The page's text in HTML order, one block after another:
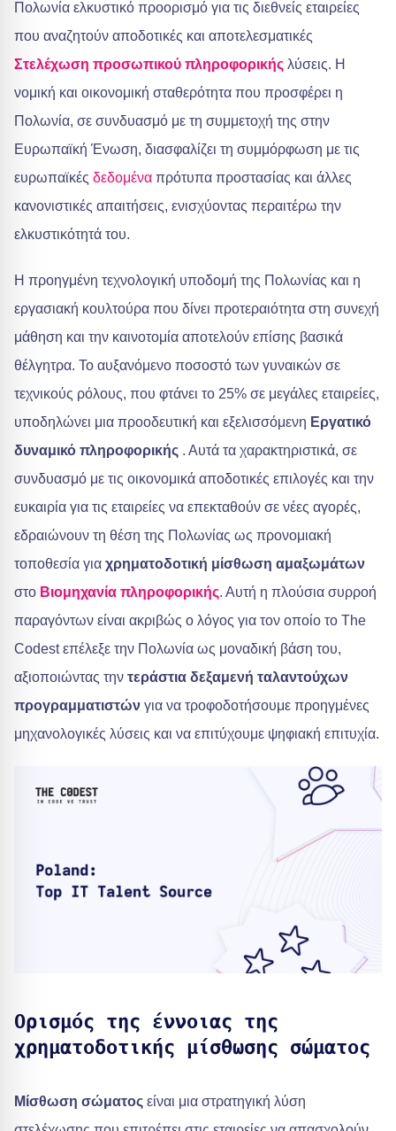
Πολωνία ελκυστικό προορισμό για τις διεθνείς εταιρείες
που αναζητούν αποδοτικές και αποτελεσματικές
Στελέχωση προσωπικού πληροφορικής λύσεις. Η
νομική και οικονομική σταθερότητα που προσφέρει η
Πολωνία, σε συνδυασμό με τη συμμετοχή της στην
Ευρωπαϊκή Ένωση, διασφαλίζει τη συμμόρφωση με τις
ευρωπαϊκές δεδομένα πρότυπα προστασίας και άλλες
κανονιστικές απαιτήσεις, ενισχύοντας περαιτέρω την
ελκυστικότητά του.
Η προηγμένη τεχνολογική υποδομή της Πολωνίας και η
εργασιακή κουλτούρα που δίνει προτεραιότητα στη συνεχή
μάθηση και την καινοτομία αποτελούν επίσης βασικά
θέλγητρα. Το αυξανόμενο ποσοστό των γυναικών σε
τεχνικούς ρόλους, που φτάνει το 25% σε μεγάλες εταιρείες,
υποδηλώνει μια προοδευτική και εξελισσόμενη Εργατικό
δυναμικό πληροφορικής . Αυτά τα χαρακτηριστικά, σε
συνδυασμό με τις οικονομικά αποδοτικές επιλογές και την
ευκαιρία για τις εταιρείες να επεκταθούν σε νέες αγορές,
εδραιώνουν τη θέση της Πολωνίας ως προνομιακή
τοποθεσία για χρηματοδοτική μίσθωση αμαξωμάτων
στο Βιομηχανία πληροφορικής. Αυτή η πλούσια συρροή
παραγόντων είναι ακριβώς ο λόγος για τον οποίο το The
Codest επέλεξε την Πολωνία ως μοναδική βάση του,
αξιοποιώντας την τεράστια δεξαμενή ταλαντούχων
προγραμματιστών για να τροφοδοτήσουμε προηγμένες
μηχανολογικές λύσεις και να επιτύχουμε ψηφιακή επιτυχία.
Ορισμός της έννοιας της
χρηματοδοτικής μίσθωσης σώματος
Μίσθωση σώματος είναι μια στρατηγική λύση